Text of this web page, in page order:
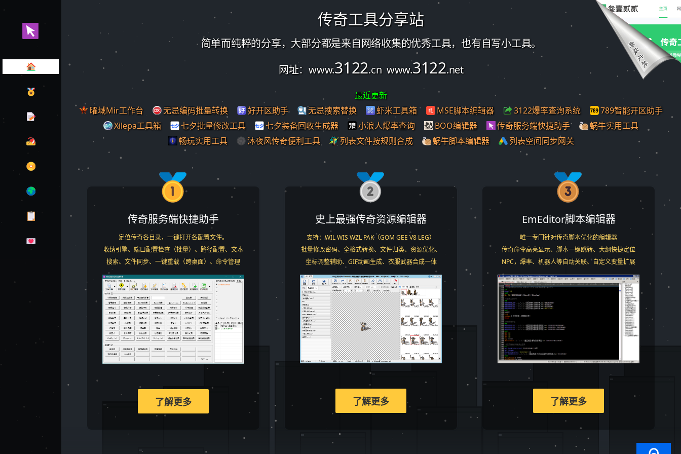
传奇工具分享站
简单而纯粹的分享，大部分都是来自网络收集的优秀工具，也有自写小工具。
网址：www.3122.cn www.3122.net
最近更新
曜域Mir工作台
无忌编码批量转换 好开区助手 无忌搜索替换 虾米工具箱 MSE脚本编辑器 3122爆率查询系统
789智能开区助手
Xilepa工具箱
七夕批量修改工具 七夕装备回收生成器 小浪人爆率查询 BOO编辑器 传奇服务端快捷助手
蜗牛实用工具
畅玩实用工具
沐夜风传奇便利工具 列表文件按规则合成 蜗牛脚本编辑器 列表空间同步网关
传奇服务端快捷助手
定位传奇各目录，一键打开各配置文件。
收纳引擎、端口配置检查（批量）、路径配置、文本
搜索、文件同步、一键重载（跨桌面）、命令管理
了解更多
史上最强传奇资源编辑器
支持：WIL WIS WZL PAK（GOM GEE V8 LEG）
批量修改密码、全格式转换、文件归类、资源优化、
坐标调整辅助、GIF动画生成、衣服武器合成一体
了解更多
EmEditor脚本编辑器
唯一专门针对传奇脚本优化的编辑器
传奇命令高亮显示、脚本一键跳转、大纲快捷定位
NPC，爆率、机器人等自动关联、自定义变量扩展
了解更多